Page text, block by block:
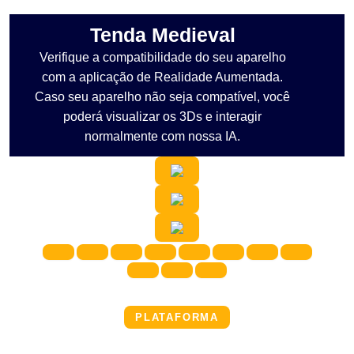
Tenda Medieval
Verifique a compatibilidade do seu aparelho
com a aplicação de Realidade Aumentada.
Caso seu aparelho não seja compatível, você
poderá visualizar os 3Ds e interagir
normalmente com nossa IA.
PLATAFORMA